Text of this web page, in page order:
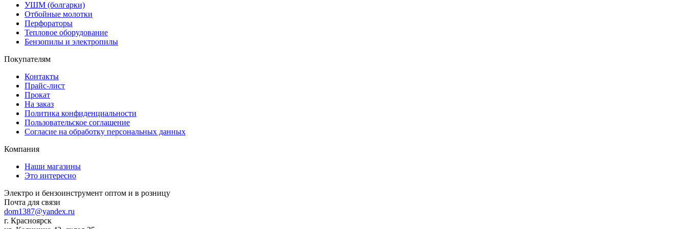
УШМ (болгарки)
Отбойные молотки
Перфораторы
Тепловое оборудование
Бензопилы и электропилы
Покупателям
Контакты
Прайс-лист
Прокат
На заказ
Политика конфиденциальности
Пользовательское соглашение
Согласие на обработку персональных данных
Компания
Наши магазины
Это интересно
Электро и бензоинструмент оптом и в розницу
Почта для связи
dom1387@yandex.ru
г. Красноярск